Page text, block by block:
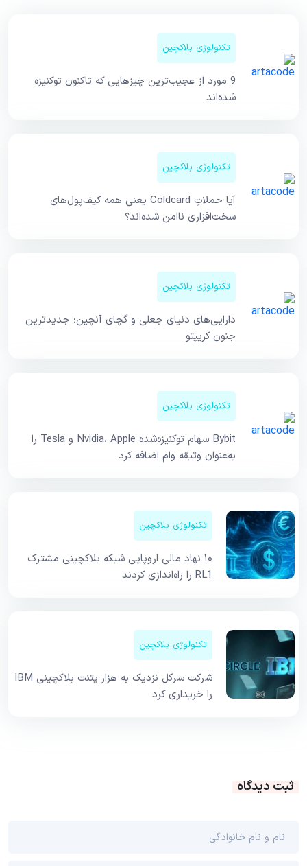
تکنولوژی بلاکچین
9 مورد از عجیب‌ترین چیزهایی که تاکنون توکنیزه
شده‌اند
تکنولوژی بلاکچین
آیا حملاتِ Coldcard یعنی همه کیف‌پول‌های
سخت‌افزاری ناامن شده‌اند؟
تکنولوژی بلاکچین
دارایی‌های دنیای جعلی و گچای آنچین؛ جدیدترین
جنون کریپتو
تکنولوژی بلاکچین
Bybit سهام توکنیزه‌شده Nvidia، Apple و Tesla را
به‌عنوان وثیقه وام اضافه کرد
تکنولوژی بلاکچین
۱۰ نهاد مالی اروپایی شبکه بلاکچینی مشترک
RL1 را راه‌اندازی کردند
تکنولوژی بلاکچین
شرکت سرکل نزدیک به هزار پتنت بلاکچینی IBM
را خریداری کرد
ثبت دیدگاه